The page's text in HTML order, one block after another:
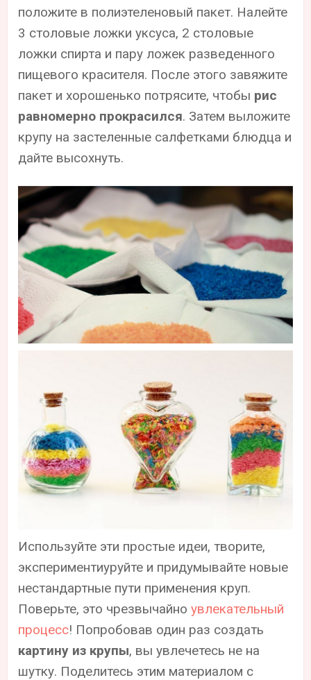
положите в полиэтеленовый пакет. Налейте
3 столовые ложки уксуса, 2 столовые
ложки спирта и пару ложек разведенного
пищевого красителя. После этого завяжите
пакет и хорошенько потрясите, чтобы рис
равномерно прокрасился. Затем выложите
крупу на застеленные салфетками блюдца и
дайте высохнуть.
Используйте эти простые идеи, творите,
экспериментиуруйте и придумывайте новые
нестандартные пути применения круп.
Поверьте, это чрезвычайноувлекательный
процесс! Попробовав один раз создать
картину из крупы, вы увлечетесь не на
шутку. Поделитесь этим материалом с